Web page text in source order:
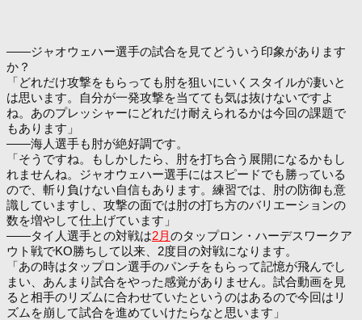
――ジャオウェハー選手の試合を見てどういう印象があります
か？
「どれだけ攻撃をもらっても肘を狙いにいくスタイルが凄いと
は思います。自分が一発攻撃を当てても気は抜けないですよ
ね。あのプレッシャーにどれだけ耐えられるかは今回の課題で
もあります」
――海人選手も肘が絶好調です。
「そうですね。もしかしたら、肘を打ち合う展開になるかもし
れませんね。ジャオウェハー選手にはスピードでも勝っている
ので、斬り負けない自信もあります。練習では、肘の防御も意
識していますし、攻撃の面では肘の打ち方のバリエーションの
数を増やして仕上げています」
――タイ人選手との対戦は2月のタップロン・ハーデスワークア
ウト戦でKO勝ちして以来、2度目の対戦になります。
「あの時はタップロン選手のパンチをもらって記憶が飛んでし
まい、あんまり試合をやった感覚がありません。試合動画を見
ると相手のリズムに合わせていたというのはあるので今回はリ
ズムを崩して試合を進めていけたらなと思います」